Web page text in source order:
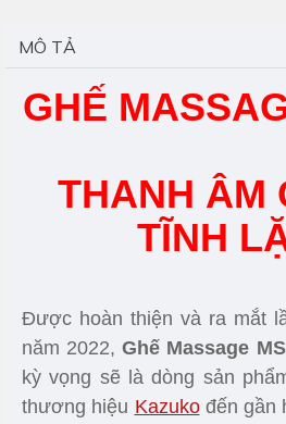
MÔ TẢ
GHẾ
THANH ÂM
TĨNH
Được hoàn thiện và ra mắt
năm 2022,Ghế Massage
kỳ vọng sẽ là dòng sản
thương hiệu Kazukođến gần